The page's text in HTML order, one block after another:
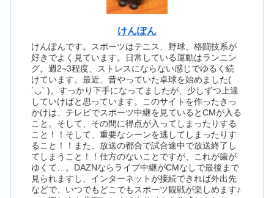
けんぽん
けんぽんです。スポーツはテニス、野球、格闘技系が
好きでよく見ています。日常している運動はランニン
グ。週2~3程度、ストレスにならない感じでゆるく続
けています。最近、昔やっていた卓球を始めました(
´◡` )。すっかり下手になってましたが、少しずつ上達
していけばと思っています。このサイトを作ったきっ
かけは、テレビでスポーツ中継を見ているとCMが入る
こと。そして、その間に得点が入ってしまったりする
こと！！そして、重要なシーンを逃してしまったりす
ること！！また、放送の都合で試合途中で放送終了し
てしまうこと！！仕方のないことですが、これが歯が
ゆくて…。DAZNならライブ中継がCMなしで最後まで
見られますし、インターネットが接続できれば外出先
などで、いつでもどこでもスポーツ観戦が楽しめます♪